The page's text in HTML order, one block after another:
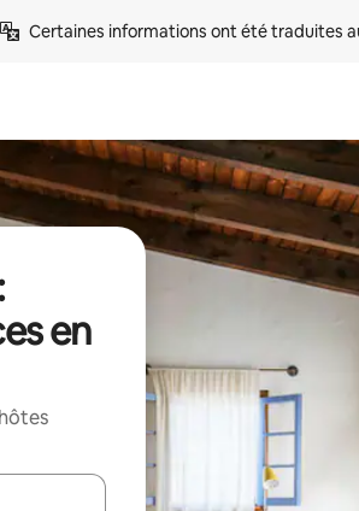
Certaines informations ont été traduites
en